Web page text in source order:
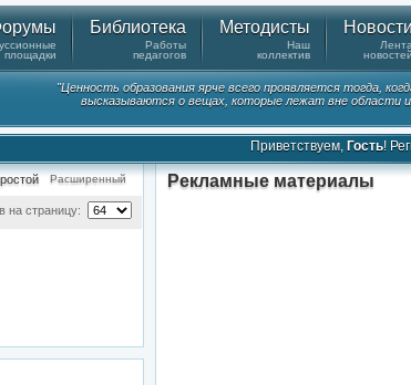
площадки
Библиотека
Работы
педагогов
Методисты
Наш
коллектив
Новости
Лента
новостей
"Ценность образования ярче всего проявляется тогда,
высказываются о вещах, которые лежат вне области
Приветствуем, Гость!
Расширенный
на страницу:
Рекламные материалы